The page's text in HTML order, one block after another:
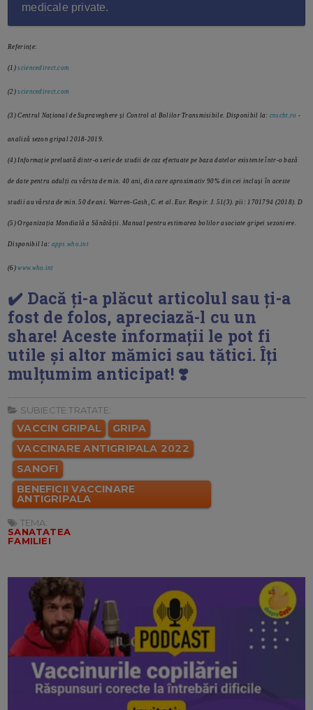
medicale private.
Referințe:
(1)sciencedirect.com
(2)sciencedirect.com
(3) Centrul Național de Supraveghere și Control al Bolilor Transmisibile. Disponibil la: cnscbt.ro -
analiză sezon gripal 2018-2019.
(4) Informație preluată dintr-o serie de studii de caz efectuate pe baza datelor existente într-o bază
de date pentru adulți cu vârsta de min. 40 ani, din care aproximativ 90% din cei incluși în aceste
studii au vârsta de min. 50 de ani. Warren-Gash, C. et al. Eur. Respir. J. 51(3). pii: 1701794 (2018). D
(5) Organizația Mondială a Sănătății. Manual pentru estimarea bolilor asociate gripei sezoniere.
Disponibil la: apps.who.int
(6)www.who.int
✔️ Dacă ți-a plăcut articolul sau ți-a
fost de folos, apreciază-l cu un
share! Aceste informații le pot fi
utile și altor mămici sau tătici. Îți
mulțumim anticipat! ❣️
SUBIECTE TRATATE:
VACCIN GRIPAL
GRIPA
VACCINARE ANTIGRIPALA 2022
SANOFI
BENEFICII VACCINARE
ANTIGRIPALA
TEMA:
SANATATEA
FAMILIEI